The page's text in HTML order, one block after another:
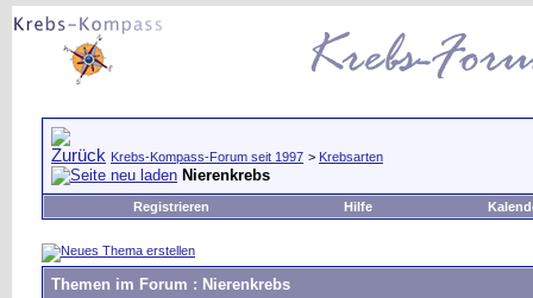
Krebs-Kompass-Forum seit 1997 > Krebsarten
Nierenkrebs
Registrieren Hilfe
Themen im Forum : Nierenkrebs